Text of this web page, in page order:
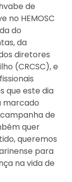
de
no HEMOSC
do
da
diretores
(CRCSC), e
que este dia
marcado
de
quer
queremos
para
na vida de